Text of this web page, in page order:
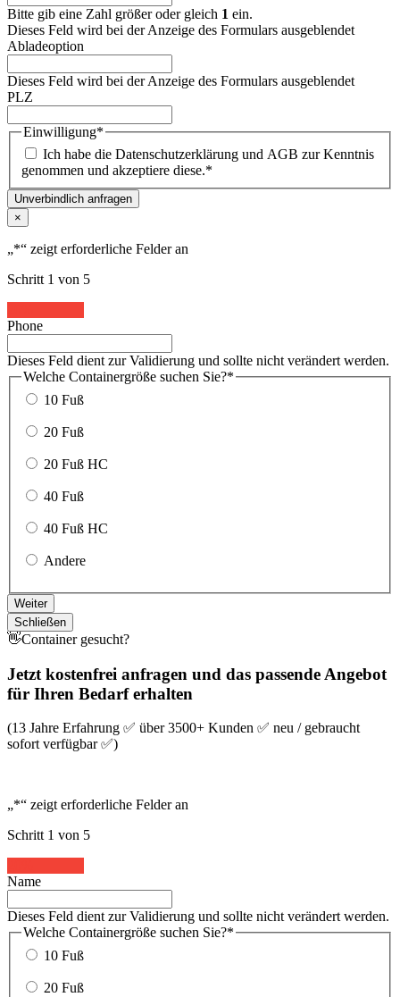
Bitte gib eine Zahl größer oder gleich 1 ein.
Dieses Feld wird bei der Anzeige des Formulars ausgeblendet
Abladeoption
Dieses Feld wird bei der Anzeige des Formulars ausgeblendet
PLZ
Einwilligung*
Ich habe die Datenschutzerklärung und AGB zur Kenntnis
genommen und akzeptiere diese.*
Unverbindlich anfragen
×
„*“ zeigt erforderliche Felder an
Schritt 1 von 5
Phone
Dieses Feld dient zur Validierung und sollte nicht verändert werden.
Welche Containergröße suchen Sie?*
10 Fuß
20 Fuß
20 Fuß HC
40 Fuß
40 Fuß HC
Andere
Weiter
Schließen
👋Container gesucht?
Jetzt kostenfrei anfragen und das passende Angebot
für Ihren Bedarf erhalten
(13 Jahre Erfahrung ✅ über 3500+ Kunden ✅ neu / gebraucht
sofort verfügbar ✅)
„*“ zeigt erforderliche Felder an
Schritt 1 von 5
Name
Dieses Feld dient zur Validierung und sollte nicht verändert werden.
Welche Containergröße suchen Sie?*
10 Fuß
20 Fuß